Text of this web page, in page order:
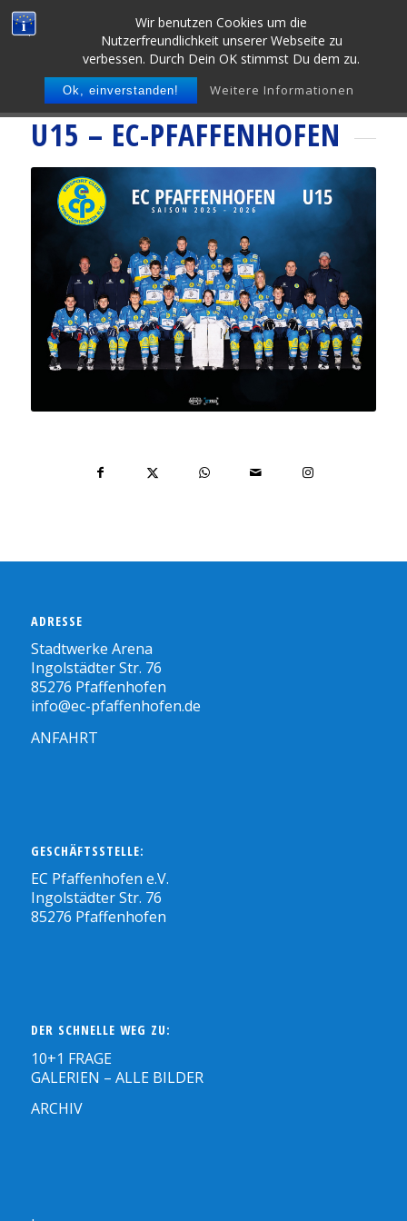
Wir benutzen Cookies um die
Nutzerfreundlichkeit unserer Webseite zu
verbessen. Durch Dein OK stimmst Du dem zu.
Ok, einverstanden! Weitere Informationen
U15 – EC-PFAFFENHOFEN
ADRESSE
Stadtwerke Arena
Ingolstädter Str. 76
85276 Pfaffenhofen
info@ec-pfaffenhofen.de
ANFAHRT
GESCHÄFTSSTELLE:
EC Pfaffenhofen e.V.
Ingolstädter Str. 76
85276 Pfaffenhofen
DER SCHNELLE WEG ZU:
10+1 FRAGE
GALERIEN – ALLE BILDER
ARCHIV